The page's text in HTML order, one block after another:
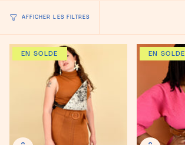
AFFICHER LES FILTRES
EN SOLDE EN SOLDE